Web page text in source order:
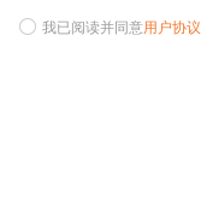
我已阅读并同意用户协议